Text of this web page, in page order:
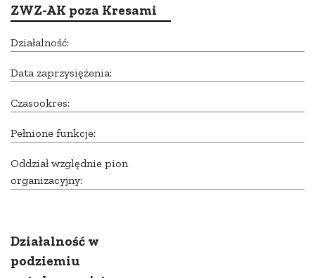
ZWZ-AK poza Kresami
Działalność:
Data zaprzysiężenia:
Czasookres:
Pełnione funkcje:
Oddział względnie pion
organizacyjny:
Działalność w
podziemiu